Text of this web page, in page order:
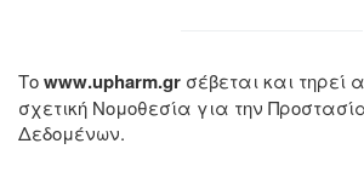
Τοwww.upharm.gr σέβεται και τηρεί
σχετική Νομοθεσία για την
Δεδομένων.